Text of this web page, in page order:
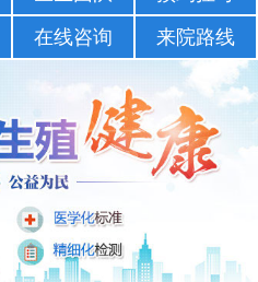
在线咨询 来院路线